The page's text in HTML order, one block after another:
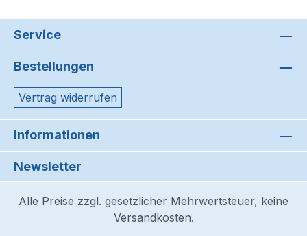
Service
Bestellungen
Vertrag widerrufen
Informationen
Newsletter
Alle Preise zzgl. gesetzlicher Mehrwertsteuer, keine
Versandkosten.